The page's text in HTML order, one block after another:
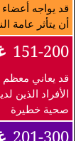
قد يواجه
أن يتأثر عامة
151-200
قد يعاني معظم
الأفراد
صحية خطيرة
201-300